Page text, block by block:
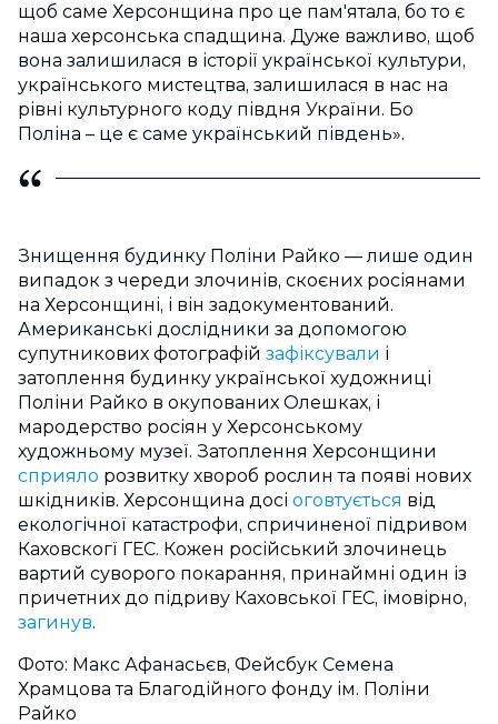
щоб саме Херсонщина про це пам'ятала, бо то є
наша херсонська спадщина. Дуже важливо, щоб
вона залишилася в історії української культури,
українського мистецтва, залишилася в нас на
рівні культурного коду півдня України. Бо
Поліна – це є саме український південь».
Знищення будинку Поліни Райко — лише один
випадок з череди злочинів, скоєних росіянами
на Херсонщині, і він задокументований.
Американські дослідники за допомогою
супутникових фотографій зафіксували і
затоплення будинку української художниці
Поліни Райко в окупованих Олешках, і
мародерство росіян у Херсонському
художньому музеї. Затоплення Херсонщини
сприяло розвитку хвороб рослин та появі нових
шкідників. Херсонщина досі оговтується від
екологічної катастрофи, спричиненої підривом
Каховскогї ГЕС. Кожен російський злочинець
вартий суворого покарання, принаймні один із
причетних до підриву Каховської ГЕС, імовірно,
загинув.
Фото: Макс Афанасьєв, Фейсбук Семена
Храмцова та Благодійного фонду ім. Поліни
Райко